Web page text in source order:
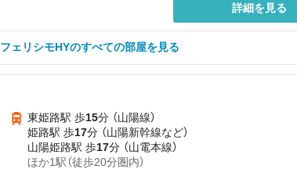
詳細を見る
フェリシモHYのすべての部屋を見る
東姫路駅 歩15分 （山陽線）
姫路駅 歩17分 （山陽新幹線など）
山陽姫路駅 歩17分 （山電本線）
ほか1駅（徒歩20分圏内）